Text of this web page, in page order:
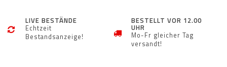
LIVE BESTÄNDE
Echtzeit
Bestandsanzeige!
BESTELLT VOR 12.00
UHR
Mo-Fr gleicher Tag
versandt!